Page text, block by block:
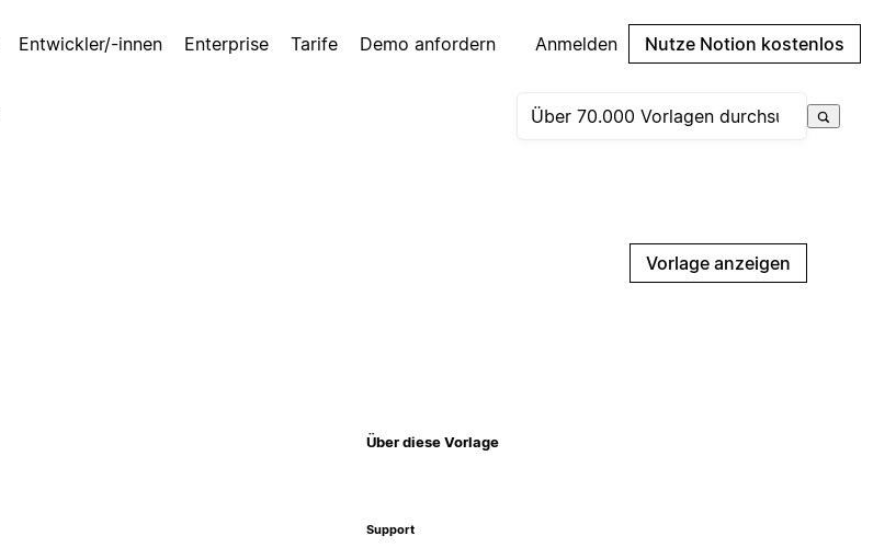
Entwickler/-innen Enterprise Tarife Demo anfordern Anmelden Nutze Notion kostenlos
Vorlage anzeigen
Über diese Vorlage
Support